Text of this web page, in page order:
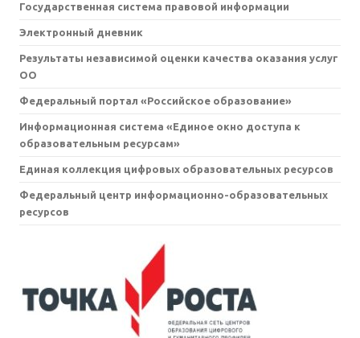
Государственная система правовой информации
Электронный дневник
Результаты независимой оценки качества оказания услуг
ОО
Федеральный портал «Российское образование»
Информационная система «Единое окно доступа к
образовательным ресурсам»
Единая коллекция цифровых образовательных ресурсов
Федеральный центр информационно-образовательных
ресурсов